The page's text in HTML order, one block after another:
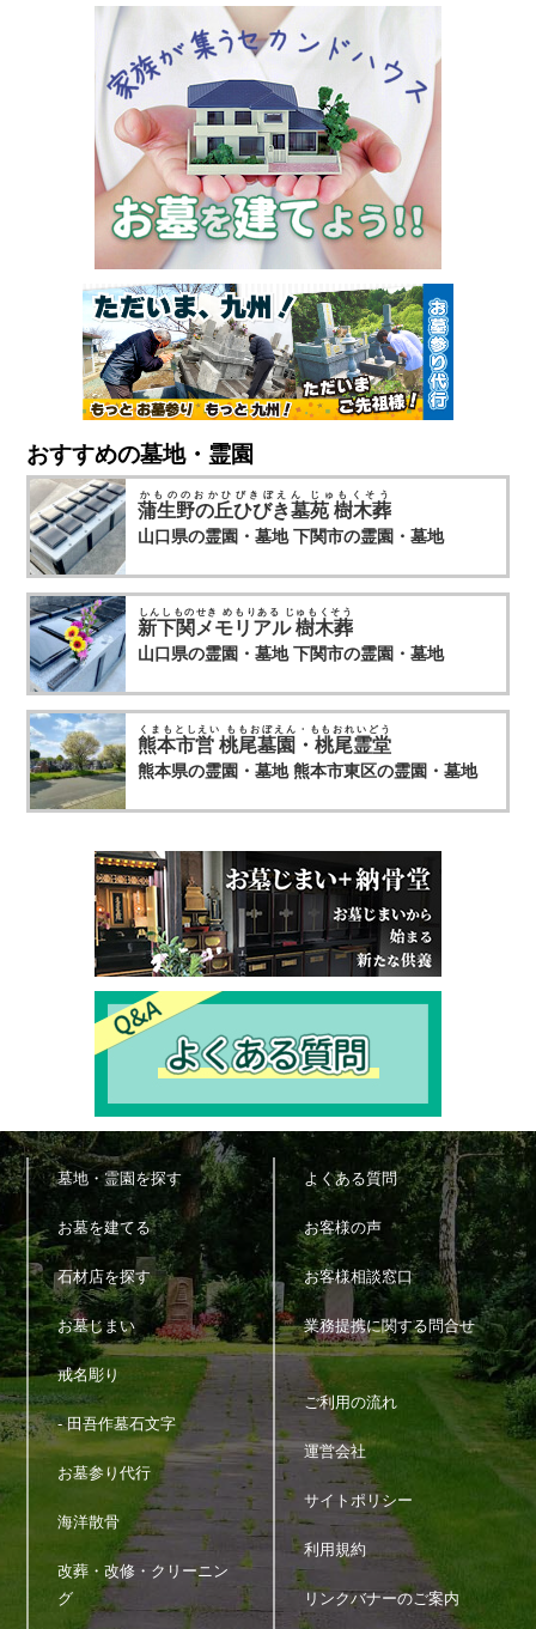
おすすめの墓地・霊園
蒲生野の丘ひびき墓苑 樹木葬
かもののおかひびきぼえん じゅもくそう
山口県の霊園・墓地 下関市の霊園・墓地
新下関メモリアル 樹木葬
しんしものせき めもりある じゅもくそう
山口県の霊園・墓地 下関市の霊園・墓地
熊本市営 桃尾墓園・桃尾霊堂
くまもとしえい ももおぼえん・ももおれいどう
熊本県の霊園・墓地 熊本市東区の霊園・墓地
墓地・霊園を探す
お墓を建てる
石材店を探す
お墓じまい
戒名彫り
- 田吾作墓石文字
お墓参り代行
海洋散骨
改葬・改修・クリーニン
グ
よくある質問
お客様の声
お客様相談窓口
業務提携に関する問合せ
ご利用の流れ
運営会社
サイトポリシー
利用規約
リンクバナーのご案内